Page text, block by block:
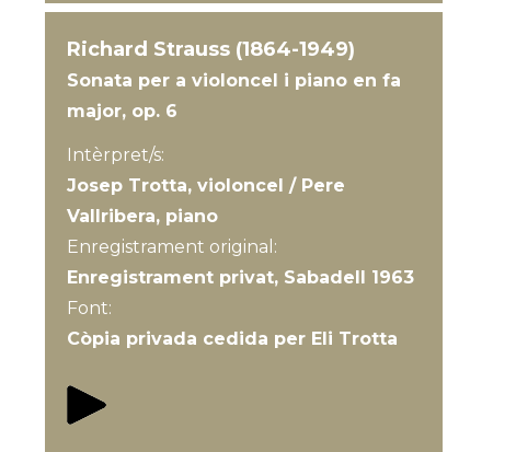
Richard Strauss (1864-1949)
Sonata per a violoncel i piano en fa
major, op. 6
Intèrpret/s:
Josep Trotta, violoncel / Pere
Vallribera, piano
Enregistrament original:
Enregistrament privat, Sabadell 1963
Font:
Còpia privada cedida per Eli Trotta